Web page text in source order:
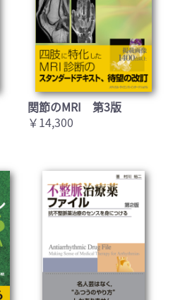
関節のMRI 第3版
￥14,300